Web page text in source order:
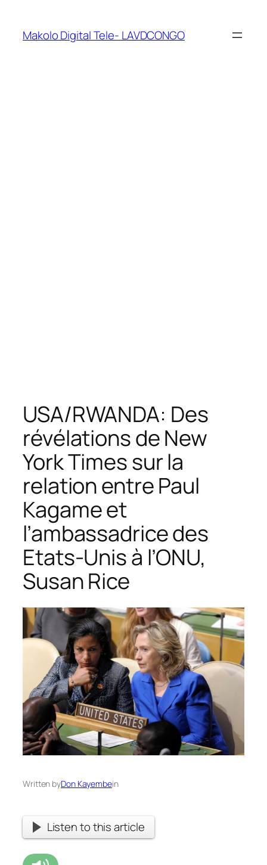
Makolo Digital Tele- LAVDCONGO
USA/RWANDA: Des
révélations de New
York Times sur la
relation entre Paul
Kagame et
l’ambassadrice des
Etats-Unis à l’ONU,
Susan Rice
Written byDon Kayembein
Listen to this article